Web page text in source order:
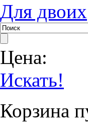
Для двоих
Цена:
Искать!
Корзина